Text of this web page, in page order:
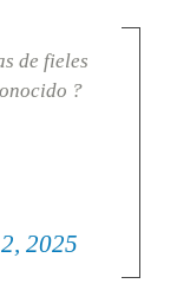
de fieles
?
2025